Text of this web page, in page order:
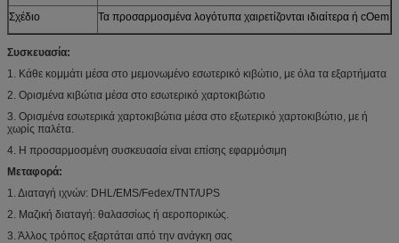
Σχέδιο Τα προσαρμοσμένα λογότυπα χαιρετίζονται ιδιαίτερα ή cOem
Συσκευασία:
1. Κάθε κομμάτι μέσα στο μεμονωμένο εσωτερικό κιβώτιο, με όλα τα εξαρτήματα
2. Ορισμένα κιβώτια μέσα στο εσωτερικό χαρτοκιβώτιο
3. Ορισμένα εσωτερικά χαρτοκιβώτια μέσα στο εξωτερικό χαρτοκιβώτιο, με ή
χωρίς παλέτα.
4. Η προσαρμοσμένη συσκευασία είναι επίσης εφαρμόσιμη
Μεταφορά:
1. Διαταγή ιχνών: DHL/EMS/Fedex/TNT/UPS
2. Μαζική διαταγή: θαλασσίως ή αεροπορικώς.
3. Άλλος τρόπος εξαρτάται από την ανάγκη σας